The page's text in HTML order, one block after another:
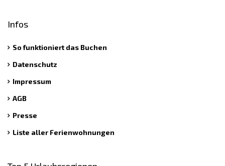
Infos
So funktioniert das Buchen
Datenschutz
Impressum
AGB
Presse
Liste aller Ferienwohnungen